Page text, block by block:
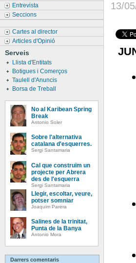
Entrevista
Seccions
Cartes al director
Articles d'Opinió
Serveis
Llista d'Entitats
Botigues i Comerços
Taulell d'Anuncis
Borsa de Treball
No al Karibean Spring
Break
Antonio Soler
Sobre l'alternativa
catalana d'esquerres.
Sergi Santamaria
Cal que construïm un
projecte per Abrera
des de l'esquerra
Sergi Santamaria
Llegir, escoltar, veure,
potser somniar
Joaquim Parera
Salines de la trinitat,
Punta de la Banya
Antonio Mora
Darrers comentaris
13/